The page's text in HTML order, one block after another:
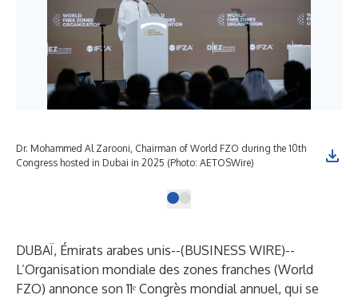
Dr. Mohammed Al Zarooni, Chairman of World FZO during the 10th
Congress hosted in Dubai in 2025 (Photo: AETOSWire)
DUBAÏ, Émirats arabes unis--(BUSINESS WIRE)--
L’Organisation mondiale des zones franches (World
FZO) annonce son 11ᵉ Congrès mondial annuel, qui se